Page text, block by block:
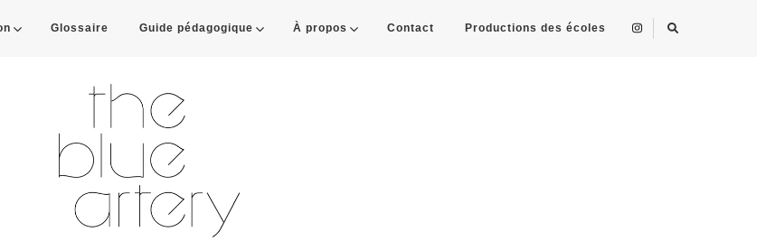
Glossaire Guide pédagogique À propos Contact Productions des écoles